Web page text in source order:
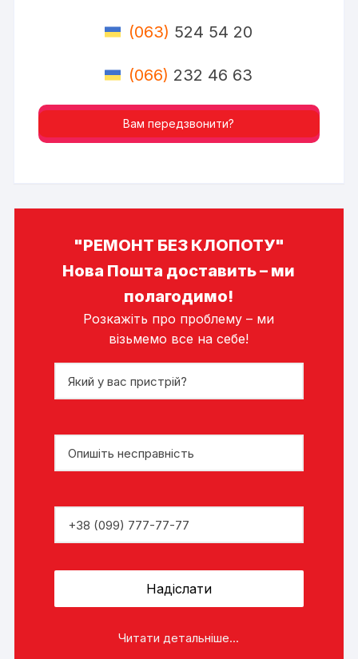
(063) 524 54 20
(066) 232 46 63
Вам передзвонити?
"РЕМОНТ БЕЗ КЛОПОТУ"
Нова Пошта доставить – ми
полагодимо!
Розкажіть про проблему – ми
візьмемо все на себе!
Читати детальніше...